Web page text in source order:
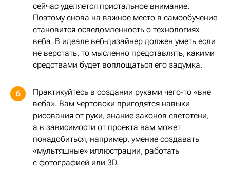
сейчас уделяется пристальное внимание.
Поэтому снова на важное место в самообучение
становится осведомленность о технологиях
веба. В идеале веб-дизайнер должен уметь если
не верстать, то мысленно представлять, какими
средствами будет воплощаться его задумка.
6
Практикуйтесь в создании руками чего-то «вне
веба». Вам чертовски пригодятся навыки
рисования от руки, знание законов светотени,
а в зависимости от проекта вам может
понадобиться, например, умение создавать
«мультяшные» иллюстрации, работать
с фотографией или 3D.